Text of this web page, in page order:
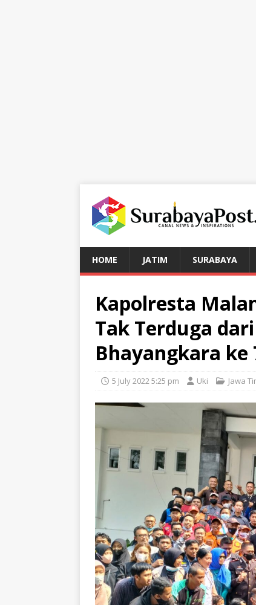
HOME JATIM SURABAYA
Kapolresta
Tak Terduga
Bhayangkara ke
5 July 2022 5:25 pm Uki Jawa